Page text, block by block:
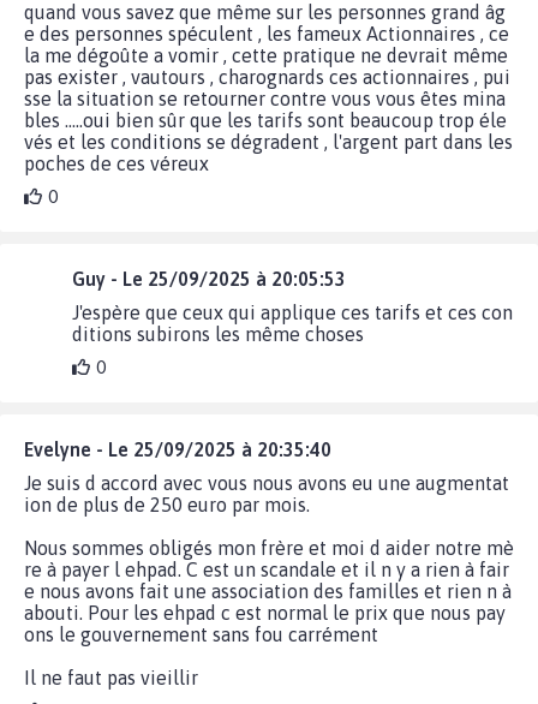
quand vous savez que même sur les personnes grand âg
e des personnes spéculent , les fameux Actionnaires , ce
la me dégoûte a vomir , cette pratique ne devrait même
pas exister , vautours , charognards ces actionnaires , pui
sse la situation se retourner contre vous vous êtes mina
bles .....oui bien sûr que les tarifs sont beaucoup trop éle
vés et les conditions se dégradent , l'argent part dans les
poches de ces véreux
0
Guy - Le 25/09/2025 à 20:05:53
J'espère que ceux qui applique ces tarifs et ces con
ditions subirons les même choses
0
Evelyne - Le 25/09/2025 à 20:35:40
Je suis d accord avec vous nous avons eu une augmentat
ion de plus de 250 euro par mois.
Nous sommes obligés mon frère et moi d aider notre mè
re à payer l ehpad. C est un scandale et il n y a rien à fair
e nous avons fait une association des familles et rien n à
abouti. Pour les ehpad c est normal le prix que nous pay
ons le gouvernement sans fou carrément
Il ne faut pas vieillir